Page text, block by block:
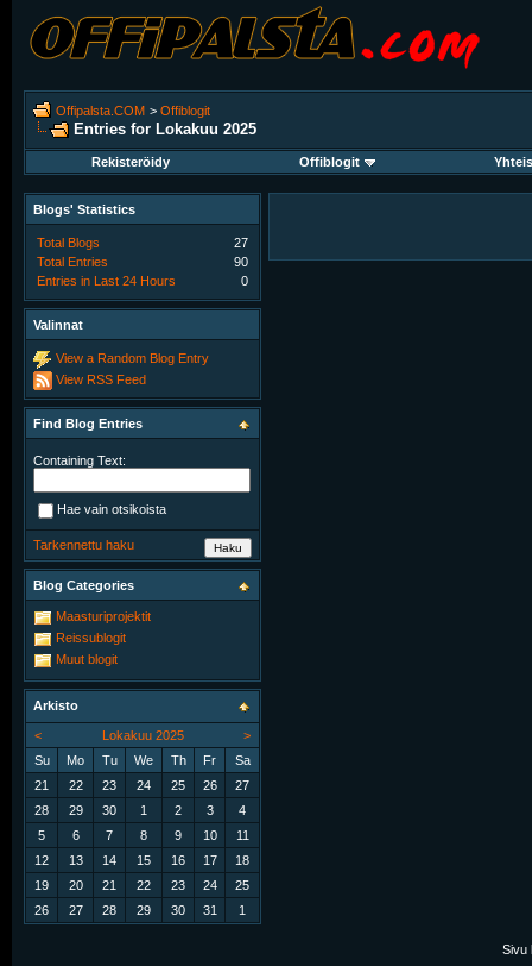
Offipalsta.COM > Offiblogit
Entries for Lokakuu 2025
Rekisteröidy Offiblogit
Blogs' Statistics
Total Blogs
27
Total Entries
90
Entries in Last 24 Hours
0
Valinnat
View a Random Blog Entry
View RSS Feed
Find Blog Entries
Containing Text:
Hae vain otsikoista
Tarkennettu haku
Blog Categories
Maasturiprojektit
Reissublogit
Muut blogit
Arkisto
< >
Lokakuu 2025
Su
Mo Tu We Th Fr
Sa
21
22 23 24 25 26
27
28
29 30 1 2 3
4
5
6 7 8 9 10
11
12
13 14 15 16 17
18
19
20 21 22 23 24
25
26
27 28 29 30 31 1
Sivu